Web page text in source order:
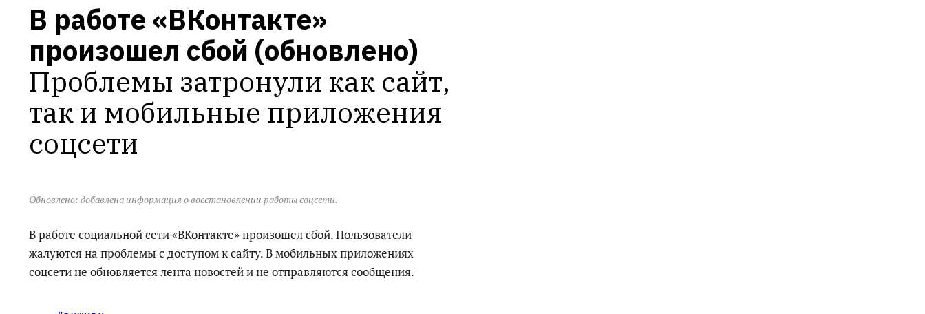
В работе «ВКонтакте»
произошел сбой (обновлено)
Проблемы затронули как сайт,
так и мобильные приложения
соцсети
Обновлено: добавлена информация о восстановлении работы соцсети.
В работе социальной сети «ВКонтакте» произошел сбой. Пользователи
жалуются на проблемы с доступом к сайту. В мобильных приложениях
соцсети не обновляется лента новостей и не отправляются сообщения.